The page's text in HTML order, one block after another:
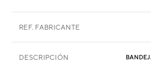
REF. FABRICANTE
DESCRIPCIÓN